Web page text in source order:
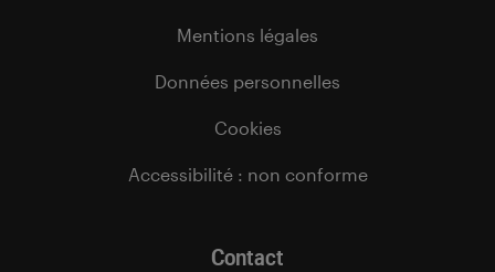
Mentions légales
Données personnelles
Cookies
Accessibilité : non conforme
Contact